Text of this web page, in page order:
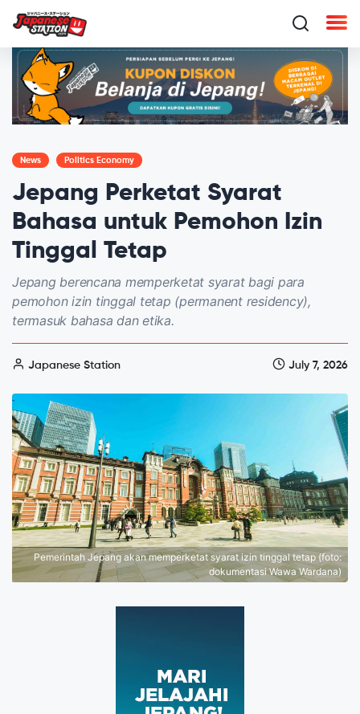
News Politics Economy
Jepang Perketat Syarat
Bahasa untuk Pemohon Izin
Tinggal Tetap
Jepang berencana memperketat syarat bagi para
pemohon izin tinggal tetap (permanent residency),
termasuk bahasa dan etika.
Japanese Station July 7, 2026
Pemerintah Jepang akan memperketat syarat izin tinggal tetap (foto:
dokumentasi Wawa Wardana)